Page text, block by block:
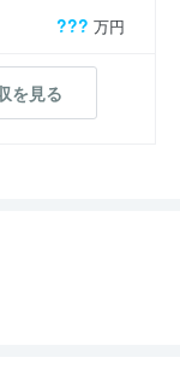
??? 万円
を見る